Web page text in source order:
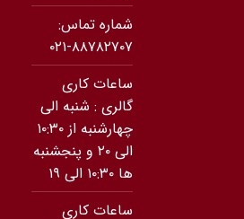
شماره تماس:
۸۸۷۸۲۷۰۷-۰۲۱
ساعات کاری
گالری : شنبه الی
چهارشنبه از ۱۰:۳۰
الی ۲۰ و پنجشنبه
ها ۱۰:۳۰ الی ۱۹
ساعات کاری